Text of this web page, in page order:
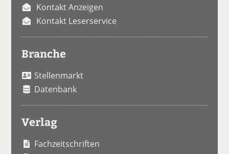
Kontakt Anzeigen
Kontakt Leserservice
Branche
Stellenmarkt
Datenbank
Verlag
Fachzeitschriften